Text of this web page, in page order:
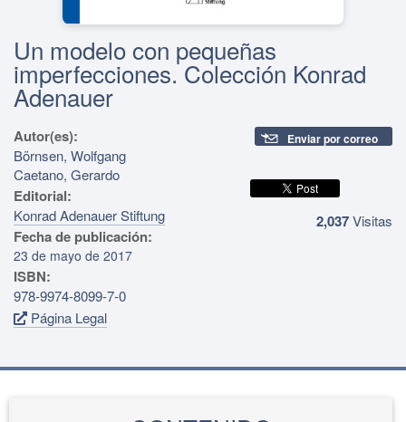
Un modelo con pequeñas
imperfecciones. Colección Konrad
Adenauer
Autor(es):
Börnsen, Wolfgang
Caetano, Gerardo
Editorial:
Konrad Adenauer Stiftung
Fecha de publicación:
23 de mayo de 2017
ISBN:
978-9974-8099-7-0
Página Legal
Enviar por correo
2,037Visitas